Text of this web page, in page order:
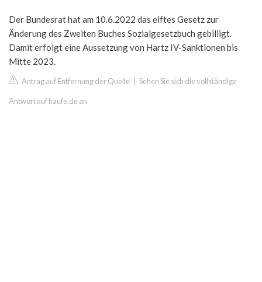
Der Bundesrat hat am 10.6.2022 das elftes Gesetz zur
Änderung des Zweiten Buches Sozialgesetzbuch gebilligt.
Damit erfolgt eine Aussetzung von Hartz IV-Sanktionen bis
Mitte 2023.
Antrag auf Entfernung der Quelle Sehen Sie sich die vollständige
Antwort auf haufe.de an